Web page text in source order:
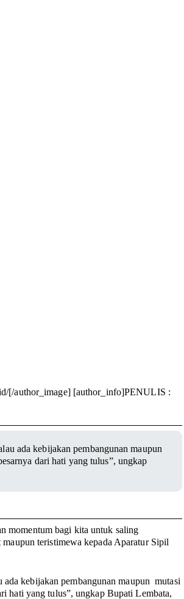
[/author_image] [author_info]PENULIS :
ada kebijakan pembangunan maupun
dari hati yang tulus”, ungkap
momentum bagi kita untuk saling
teristimewa kepada Aparatur Sipil
kebijakan pembangunan maupun mutasi
hati yang tulus”, ungkap Bupati Lembata,